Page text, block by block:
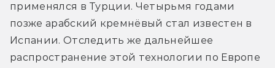
применялся в Турции. Четырьмя годами
позже арабский кремнёвый стал известен в
Испании. Отследить же дальнейшее
распространение этой технологии по Европе